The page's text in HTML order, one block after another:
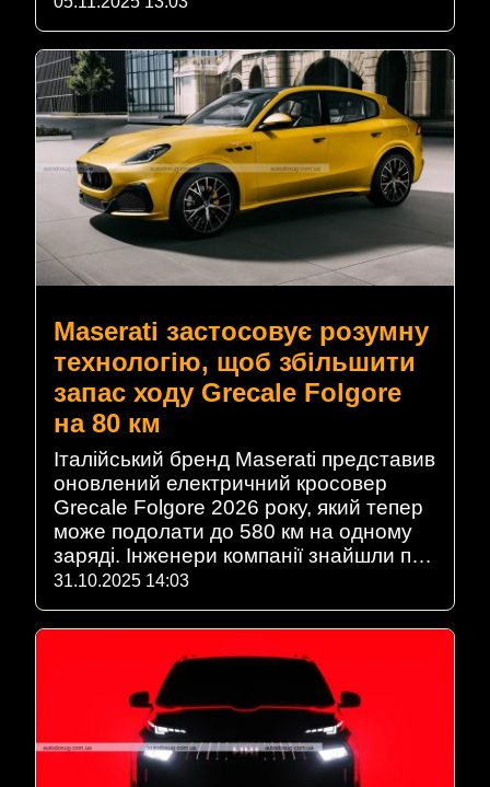
Maserati застосовує розумну
технологію, щоб збільшити
запас ходу Grecale Folgore
на 80 км
Італійський бренд Maserati представив
оновлений електричний кросовер
Grecale Folgore 2026 року, який тепер
може подолати до 580 км на одному
заряді. Інженери компанії знайшли п…
31.10.2025 14:03